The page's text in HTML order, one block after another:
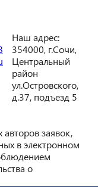
Наш адрес:
354000, г.Сочи,
Центральный
район
ул.Островского,
д.37, подъезд 5
заявок,
в электронном
о